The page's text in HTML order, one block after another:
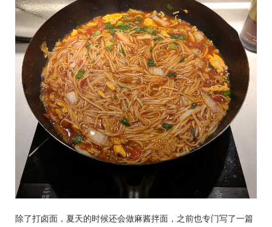
除了打卤面，夏天的时候还会做麻酱拌面，之前也专门写了一篇